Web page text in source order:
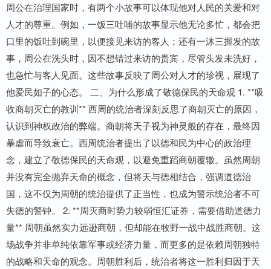
周公在治理国家时，有两个小故事可以体现他对人民的关爱和对
人才的尊重。例如，一饭三吐哺的故事显示他无论多忙，都会把
口里的饭吐到碗里，以便接见来访的客人；还有一沐三握发的故
事，周公在洗头时，因不想错过来访的贵宾，尽管头发未洗好，
也急忙与客人见面。这些故事反映了周公对人才的珍视，展现了
他爱民如子的心态。 二、为什么形成了敬德保民的天命观 1. **吸
收商朝灭亡的教训** 西周的统治者深刻反思了商朝灭亡的原因，
认识到神权政治的弊端。商朝将天子视为神灵般的存在，最终因
暴虐而导致衰亡。西周统治者提出了以德和民为中心的政治理
念，建立了敬德保民的天命观，以避免重蹈商朝覆辙。虽然周朝
并没有完全抛弃天命的概念，但将天与德相结合，强调道德治
国，这不仅为周朝的统治提供了正当性，也成为警示统治者不可
失德的警钟。 2. **周灭商时势力较弱恒汇证券，需要借助道德力
量** 周朝虽然实力远逊商朝，但却能在牧野一战中战胜商朝。这
场战争并非单纯依靠军事或经济力量，而更多的是依赖周朝独特
的战略和天命的观念。周朝胜利后，统治者将这一胜利归因于天